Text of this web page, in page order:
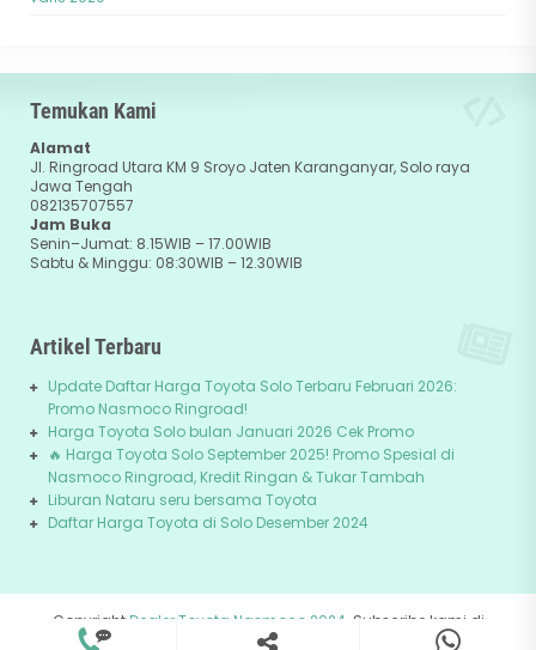
082135707557 +62-81229745678
Temukan Kami
Alamat
Jl. Ringroad Utara KM 9 Sroyo Jaten Karanganyar, Solo raya
Jawa Tengah
082135707557
Jam Buka
Senin–Jumat: 8.15WIB – 17.00WIB
Sabtu & Minggu: 08:30WIB – 12.30WIB
Artikel Terbaru
Update Daftar Harga Toyota Solo Terbaru Februari 2026:
Promo Nasmoco Ringroad!
Harga Toyota Solo bulan Januari 2026 Cek Promo
🔥 Harga Toyota Solo September 2025! Promo Spesial di
Nasmoco Ringroad, Kredit Ringan & Tukar Tambah
Liburan Nataru seru bersama Toyota
Daftar Harga Toyota di Solo Desember 2024
CopyrightDealer Toyota Nasmoco 2024 . Subscribe kami di
Youtube